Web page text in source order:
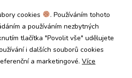
prostor. Sociální zázemí
– přístupné po rampě zvenčí
cookies
. Používáním tohoto
a používáním nezbytných
tlačítka "Povolit vše" udělujete
i dalších souborů cookies
a marketingové. Více
webu a všech
funkcí, které
nabízí.
Váš souhlas s
využitím